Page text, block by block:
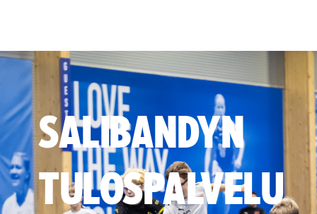
SALIBANDYN
TULOSPALVELU